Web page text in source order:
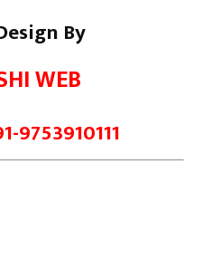
By
WEB
9753910111